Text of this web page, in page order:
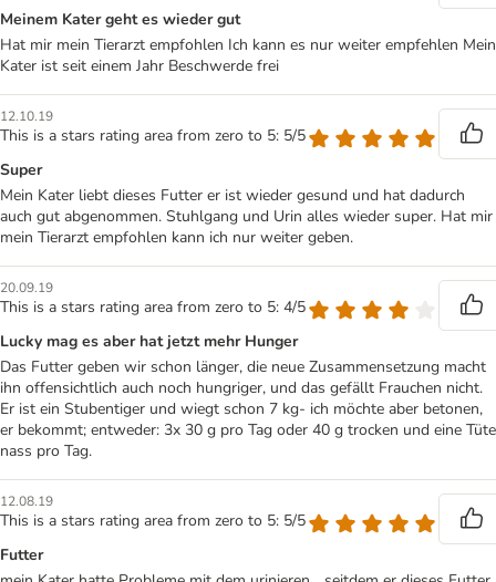
Meinem Kater geht es wieder gut
Hat mir mein Tierarzt empfohlen Ich kann es nur weiter empfehlen Mein
Kater ist seit einem Jahr Beschwerde frei
12.10.19
This is a stars rating area from zero to 5: 5/5
Super
Mein Kater liebt dieses Futter er ist wieder gesund und hat dadurch
auch gut abgenommen. Stuhlgang und Urin alles wieder super. Hat mir
mein Tierarzt empfohlen kann ich nur weiter geben.
20.09.19
This is a stars rating area from zero to 5: 4/5
Lucky mag es aber hat jetzt mehr Hunger
Das Futter geben wir schon länger, die neue Zusammensetzung macht
ihn offensichtlich auch noch hungriger, und das gefällt Frauchen nicht.
Er ist ein Stubentiger und wiegt schon 7 kg- ich möchte aber betonen,
er bekommt; entweder: 3x 30 g pro Tag oder 40 g trocken und eine Tüte
nass pro Tag.
12.08.19
This is a stars rating area from zero to 5: 5/5
Futter